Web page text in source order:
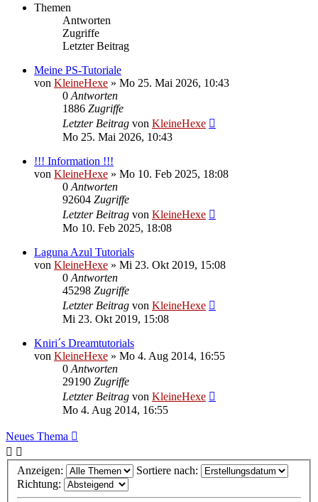
Themen
Antworten
Zugriffe
Letzter Beitrag
Meine PS-Tutoriale
von KleineHexe » Mo 25. Mai 2026, 10:43
0 Antworten
1886 Zugriffe
Letzter Beitrag von KleineHexe
Mo 25. Mai 2026, 10:43
!!! Information !!!
von KleineHexe » Mo 10. Feb 2025, 18:08
0 Antworten
92604 Zugriffe
Letzter Beitrag von KleineHexe
Mo 10. Feb 2025, 18:08
Laguna Azul Tutorials
von KleineHexe » Mi 23. Okt 2019, 15:08
0 Antworten
45298 Zugriffe
Letzter Beitrag von KleineHexe
Mi 23. Okt 2019, 15:08
Kniri´s Dreamtutorials
von KleineHexe » Mo 4. Aug 2014, 16:55
0 Antworten
29190 Zugriffe
Letzter Beitrag von KleineHexe
Mo 4. Aug 2014, 16:55
Neues Thema
Anzeigen:
Sortiere nach:
Richtung: